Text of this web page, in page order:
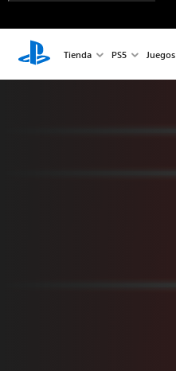
Tienda PS5 Juegos